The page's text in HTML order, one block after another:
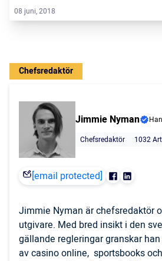
08 juni, 2018
Chefsredaktör
Jimmie Nyman
Chefsredaktör
1032
[email protected]
Jimmie Nyman är chefsredaktör
utgivare. Med bred insikt i den
gällande regleringar granskar
av casino online, sportsbooks